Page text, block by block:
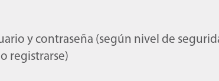
y contraseña (según nivel de
registrarse)